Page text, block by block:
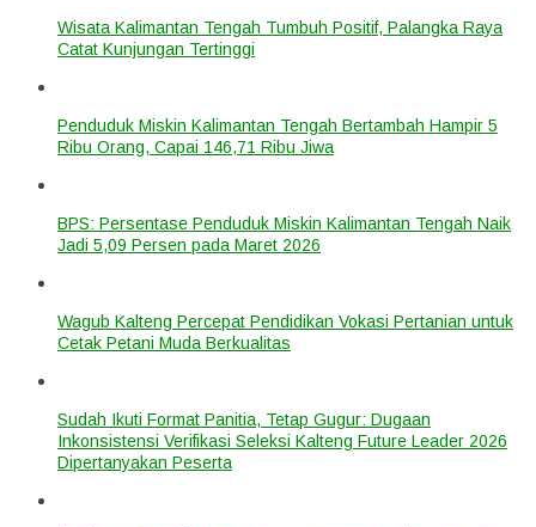
Wisata Kalimantan Tengah Tumbuh Positif, Palangka Raya
Catat Kunjungan Tertinggi
Penduduk Miskin Kalimantan Tengah Bertambah Hampir 5
Ribu Orang, Capai 146,71 Ribu Jiwa
BPS: Persentase Penduduk Miskin Kalimantan Tengah Naik
Jadi 5,09 Persen pada Maret 2026
Wagub Kalteng Percepat Pendidikan Vokasi Pertanian untuk
Cetak Petani Muda Berkualitas
Sudah Ikuti Format Panitia, Tetap Gugur: Dugaan
Inkonsistensi Verifikasi Seleksi Kalteng Future Leader 2026
Dipertanyakan Peserta